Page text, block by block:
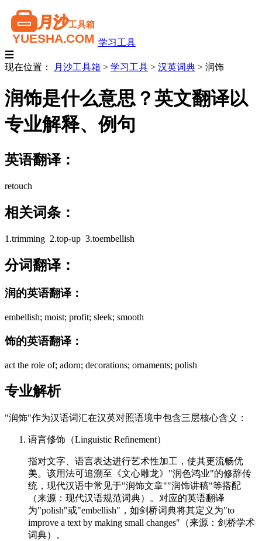
学习工具
☰
现在位置：
月沙工具箱 > 学习工具 > 汉英词典 > 润饰
润饰是什么意思？英文翻译以
专业解释、例句
英语翻译：
retouch
相关词条：
1.trimming 2.top-up 3.toembellish
分词翻译：
润的英语翻译：
embellish; moist; profit; sleek; smooth
饰的英语翻译：
act the role of; adorn; decorations; ornaments; polish
专业解析
"润饰"作为汉语词汇在汉英对照语境中包含三层核心含义：
语言修饰（Linguistic Refinement）
指对文字、语言表达进行艺术性加工，使其更流畅优
美。该用法可追溯至《文心雕龙》"润色鸿业"的修辞传
统，现代汉语中常见于"润饰文章""润饰讲稿"等搭配
（来源：现代汉语规范词典）。对应的英语翻译
为"polish"或"embellish"，如剑桥词典将其定义为"to
improve a text by making small changes"（来源：剑桥学术
词典）。